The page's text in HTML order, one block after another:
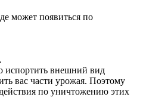
может появиться по
испортить внешний вид
вас части урожая. Поэтому
по уничтожению этих